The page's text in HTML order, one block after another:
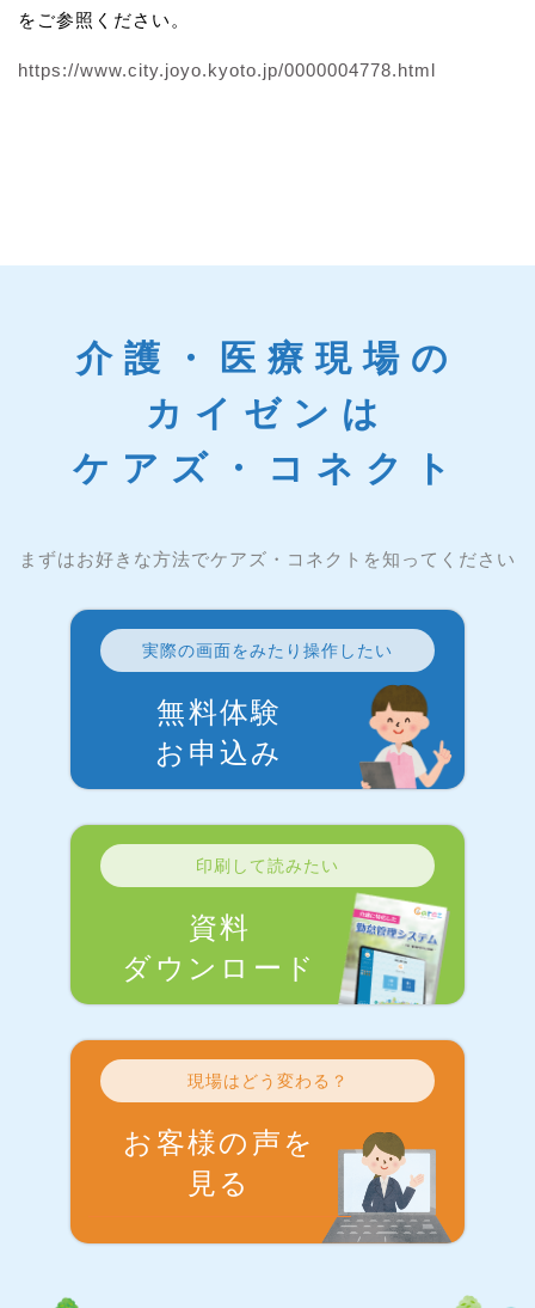
をご参照ください。
https://www.city.joyo.kyoto.jp/0000004778.html
介護・医療現場の
カイゼンは
ケアズ・コネクト
まずはお好きな方法でケアズ・コネクトを知ってください
実際の画面をみたり操作したい
無料体験
お申込み
印刷して読みたい
資料
ダウンロード
現場はどう変わる？
お客様の声を
見る